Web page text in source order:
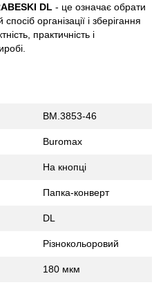
DL - це означає обрати
організації і зберігання
практичність і
BM.3853-46
Buromax
На кнопці
Папка-конверт
DL
Різнокольоровий
180 мкм